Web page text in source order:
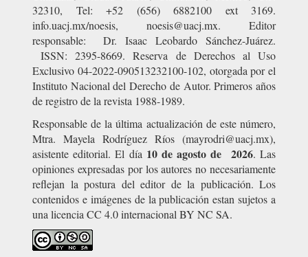
32310, Tel: +52 (656) 6882100 ext 3169.
info.uacj.mx/noesis, noesis@uacj.mx. Editor
responsable: Dr. Isaac Leobardo Sánchez-Juárez.
ISSN: 2395-8669. Reserva de Derechos al Uso
Exclusivo 04-2022-090513232100-102, otorgada por el
Instituto Nacional del Derecho de Autor. Primeros años
de registro de la revista 1988-1989.
Responsable de la última actualización de este número,
Mtra. Mayela Rodríguez Ríos (mayrodri@uacj.mx),
asistente editorial. El día 10 de agosto de 2026. Las
opiniones expresadas por los autores no necesariamente
reflejan la postura del editor de la publicación. Los
contenidos e imágenes de la publicación estan sujetos a
una licencia CC 4.0 internacional BY NC SA.